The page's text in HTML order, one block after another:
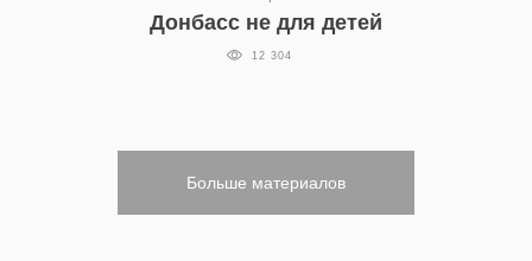
Донбасс не для детей
12 304
Больше материалов